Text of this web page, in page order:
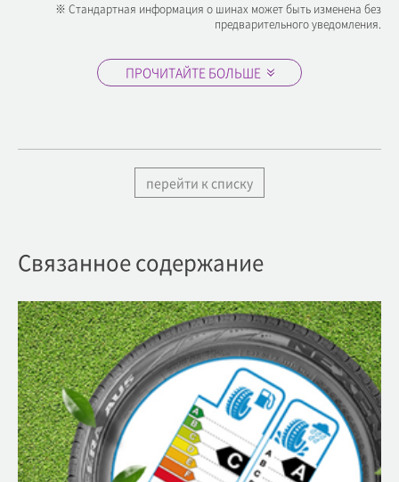
※ Стандартная информация о шинах может быть изменена без
предварительного уведомления.
ПРОЧИТАЙТЕ БОЛЬШЕ
перейти к списку
Связанное содержание